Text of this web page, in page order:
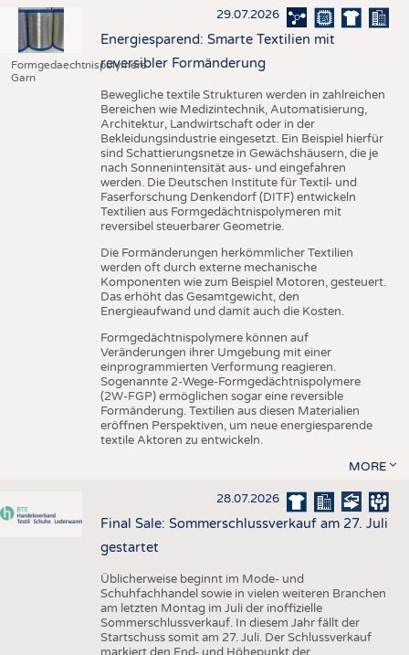
Formgedaechtnispolymere
Garn
29.07.2026
Energiesparend: Smarte Textilien mit
reversibler Formänderung
Bewegliche textile Strukturen werden in zahlreichen
Bereichen wie Medizintechnik, Automatisierung,
Architektur, Landwirtschaft oder in der
Bekleidungsindustrie eingesetzt. Ein Beispiel hierfür
sind Schattierungsnetze in Gewächshäusern, die je
nach Sonnenintensität aus- und eingefahren
werden. Die Deutschen Institute für Textil- und
Faserforschung Denkendorf (DITF) entwickeln
Textilien aus Formgedächtnispolymeren mit
reversibel steuerbarer Geometrie.
Die Formänderungen herkömmlicher Textilien
werden oft durch externe mechanische
Komponenten wie zum Beispiel Motoren, gesteuert.
Das erhöht das Gesamtgewicht, den
Energieaufwand und damit auch die Kosten.
Formgedächtnispolymere können auf
Veränderungen ihrer Umgebung mit einer
einprogrammierten Verformung reagieren.
Sogenannte 2-Wege-Formgedächtnispolymere
(2W-FGP) ermöglichen sogar eine reversible
Formänderung. Textilien aus diesen Materialien
eröffnen Perspektiven, um neue energiesparende
textile Aktoren zu entwickeln.
MORE
28.07.2026
Final Sale: Sommerschlussverkauf am 27. Juli
gestartet
Üblicherweise beginnt im Mode- und
Schuhfachhandel sowie in vielen weiteren Branchen
am letzten Montag im Juli der inoffizielle
Sommerschlussverkauf. In diesem Jahr fällt der
Startschuss somit am 27. Juli. Der Schlussverkauf